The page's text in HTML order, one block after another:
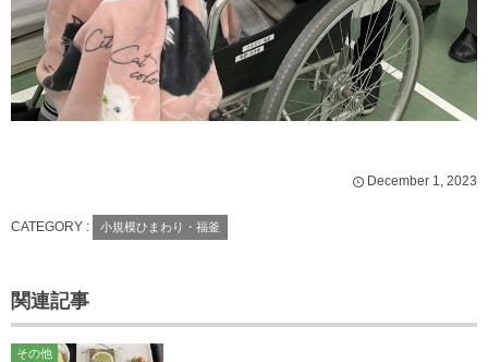
December 1, 2023
CATEGORY : 小規模ひまわり・福釜
関連記事
その他